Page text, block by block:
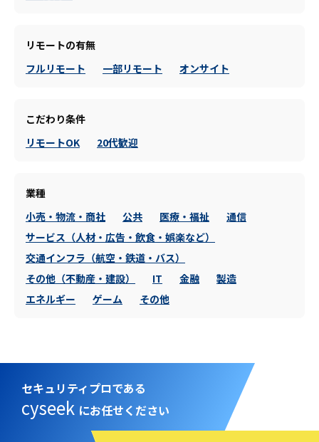
リモートの有無
フルリモート
一部リモート オンサイト
こだわり条件
リモートOK
20代歓迎
業種
小売・物流・商社
公共 医療・福祉
通信
サービス（人材・広告・飲食・娯楽など）
交通インフラ（航空・鉄道・バス）
その他（不動産・建設）
IT 金融
製造
エネルギー
ゲーム その他
セキュリティプロである
cyseek にお任せください